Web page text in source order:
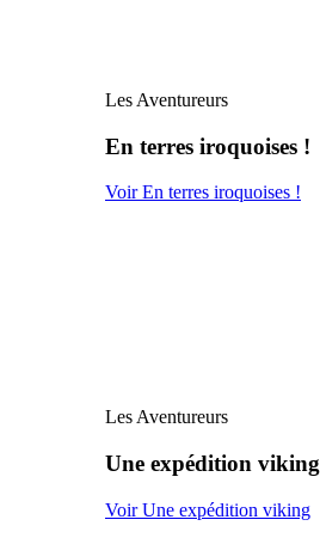
Les Aventureurs
En terres iroquoises !
Voir En terres iroquoises !
Les Aventureurs
Une expédition viking
Voir Une expédition viking